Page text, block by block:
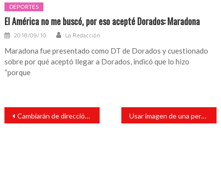
DEPORTES
El América no me buscó, por eso acepté Dorados: Maradona
2018/09/10 La Redacción
Maradona fue presentado como DT de Dorados y cuestionado
sobre por qué aceptó llegar a Dorados, indicó que lo hizo
“porque
Navegación
entradas
Cambiarán de dirección oficinas de la SEDESOL en San Andrés Usar imagen de una persona en memes pueder ser motivo de demanda